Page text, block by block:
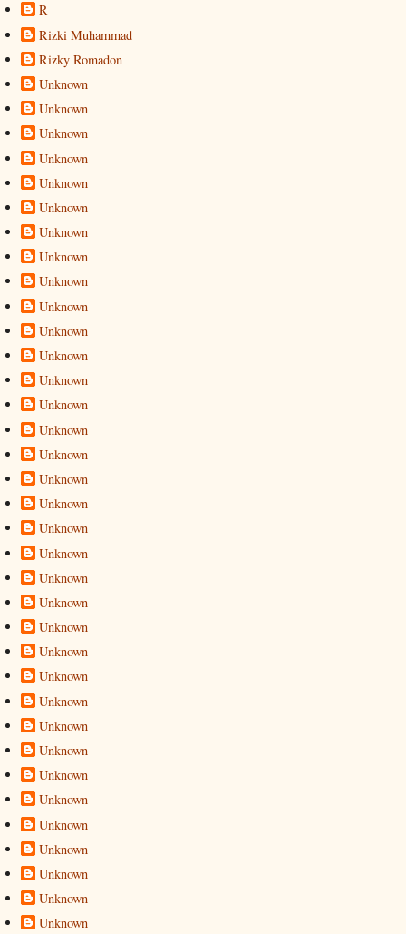
R
Rizki Muhammad
Rizky Romadon
Unknown
Unknown
Unknown
Unknown
Unknown
Unknown
Unknown
Unknown
Unknown
Unknown
Unknown
Unknown
Unknown
Unknown
Unknown
Unknown
Unknown
Unknown
Unknown
Unknown
Unknown
Unknown
Unknown
Unknown
Unknown
Unknown
Unknown
Unknown
Unknown
Unknown
Unknown
Unknown
Unknown
Unknown
Unknown